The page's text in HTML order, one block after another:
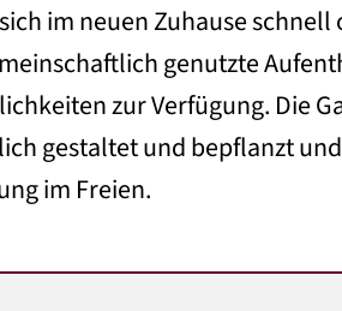
im neuen Zuhause
genutzte
zur Verfügung. Die
gestaltet und bepflanzt
im Freien.